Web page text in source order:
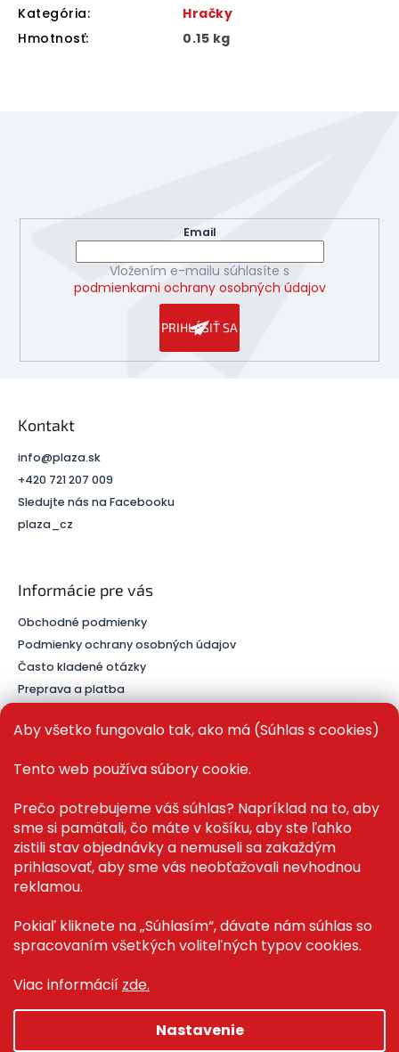
Aby všetko fungovalo tak, ako má (Súhlas s cookies)
Tento web používa súbory cookie.
Prečo potrebujeme váš súhlas? Napríklad na to, aby
sme si pamätali, čo máte v košíku, aby ste ľahko
zistili stav objednávky a nemuseli sa zakaždým
prihlasovať, aby sme vás neobťažovali nevhodnou
reklamou.
Pokiaľ kliknete na „Súhlasím“, dávate nám súhlas so
spracovaním všetkých voliteľných typov cookies.
Viac informácií zde.
Nastavenie
Kategória:
Hračky
Hmotnosť: 0.15 kg
Email
Vložením e-mailu súhlasíte s
podmienkami ochrany osobných údajov
PRIHLÁSIŤ SA
Kontakt
info@plaza.sk
+420 721 207 009
Sledujte nás na Facebooku
plaza_cz
Informácie pre vás
Obchodné podmienky
Podmienky ochrany osobných údajov
Často kladené otázky
Preprava a platba
PRE ZÁKAZNÍKOV
Recenze ✅
Magazín PLAZA News™
Můj účet
Registrace
Přihlášení
Copyright 2026Plaza.sk. Všetky práva vyhradené.
Grafický návrh vytvořil a na Shoptet implementoval